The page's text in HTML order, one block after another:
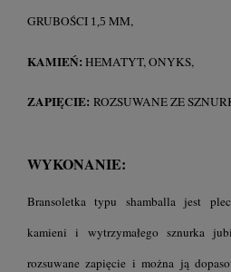
GRUBOŚCI 1,5 MM,
KAMIEŃ: HEMATYT, ONYKS,
ZAPIĘCIE: ROZSUWANE ZE
WYKONANIE:
Bransoletka typu shamballa jest
kamieni i wytrzymałego sznurka
rozsuwane zapięcie i można ją